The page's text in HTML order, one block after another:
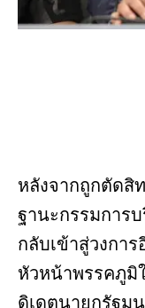
หลังจากถูกตัดสิ
ฐานะกรรมการ
กลับเข้าสู่วงกา
หัวหน้าพรรคภูมิ
ดิเดตนายกรัฐม